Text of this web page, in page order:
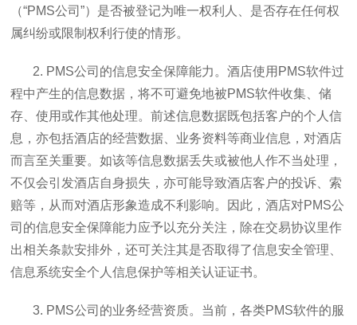
（“PMS公司”）是否被登记为唯一权利人、是否存在任何权
属纠纷或限制权利行使的情形。
2. PMS公司的信息安全保障能力。酒店使用PMS软件过
程中产生的信息数据，将不可避免地被PMS软件收集、储
存、使用或作其他处理。前述信息数据既包括客户的个人信
息，亦包括酒店的经营数据、业务资料等商业信息，对酒店
而言至关重要。如该等信息数据丢失或被他人作不当处理，
不仅会引发酒店自身损失，亦可能导致酒店客户的投诉、索
赔等，从而对酒店形象造成不利影响。因此，酒店对PMS公
司的信息安全保障能力应予以充分关注，除在交易协议里作
出相关条款安排外，还可关注其是否取得了信息安全管理、
信息系统安全个人信息保护等相关认证证书。
3. PMS公司的业务经营资质。当前，各类PMS软件的服